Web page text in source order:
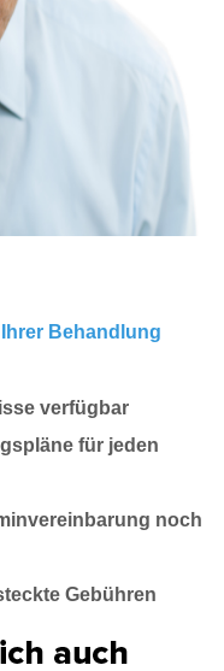
Behandlung
verfügbar
für jeden
noch
Gebühren